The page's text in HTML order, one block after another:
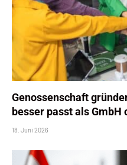
Genossenschaft
besser passt als GmbH
18. Juni 2026